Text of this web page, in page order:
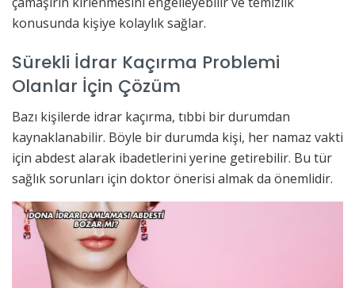
konusunda kişiye kolaylık sağlar.
Sürekli İdrar Kaçırma Problemi
Olanlar İçin Çözüm
Bazı kişilerde idrar kaçırma, tıbbi bir durumdan
kaynaklanabilir. Böyle bir durumda kişi, her namaz vakti
için abdest alarak ibadetlerini yerine getirebilir. Bu tür
sağlık sorunları için doktor önerisi almak da önemlidir.